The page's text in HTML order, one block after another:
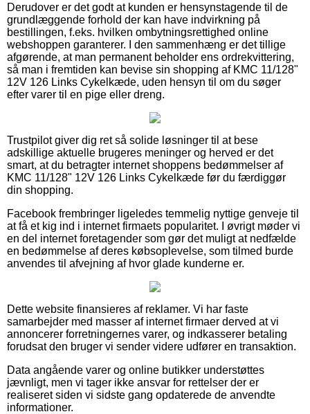
Derudover er det godt at kunden er hensynstagende til de
grundlæggende forhold der kan have indvirkning på
bestillingen, f.eks. hvilken ombytningsrettighed online
webshoppen garanterer. I den sammenhæng er det tillige
afgørende, at man permanent beholder ens ordrekvittering,
så man i fremtiden kan bevise sin shopping af KMC 11/128"
12V 126 Links Cykelkæde, uden hensyn til om du søger
efter varer til en pige eller dreng.
Trustpilot giver dig ret så solide løsninger til at bese
adskillige aktuelle brugeres meninger og herved er det
smart, at du betragter internet shoppens bedømmelser af
KMC 11/128" 12V 126 Links Cykelkæde før du færdiggør
din shopping.
Facebook frembringer ligeledes temmelig nyttige genveje til
at få et kig ind i internet firmaets popularitet. I øvrigt møder vi
en del internet foretagender som gør det muligt at nedfælde
en bedømmelse af deres købsoplevelse, som tilmed burde
anvendes til afvejning af hvor glade kunderne er.
Dette website finansieres af reklamer. Vi har faste
samarbejder med masser af internet firmaer derved at vi
annoncerer forretningernes varer, og indkasserer betaling
forudsat den bruger vi sender videre udfører en transaktion.
Data angående varer og online butikker understøttes
jævnligt, men vi tager ikke ansvar for rettelser der er
realiseret siden vi sidste gang opdaterede de anvendte
informationer.